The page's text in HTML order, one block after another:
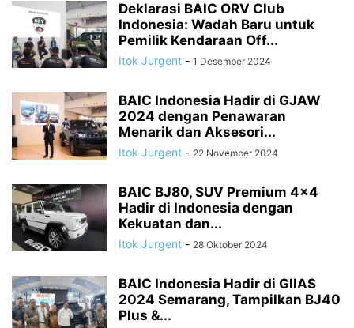
Deklarasi BAIC ORV Club
Indonesia: Wadah Baru untuk
Pemilik Kendaraan Off...
Itok Jurgent - 1 Desember 2024
BAIC Indonesia Hadir di GJAW
2024 dengan Penawaran
Menarik dan Aksesori...
Itok Jurgent - 22 November 2024
BAIC BJ80, SUV Premium 4×4
Hadir di Indonesia dengan
Kekuatan dan...
Itok Jurgent - 28 Oktober 2024
BAIC Indonesia Hadir di GIIAS
2024 Semarang, Tampilkan BJ40
Plus &...